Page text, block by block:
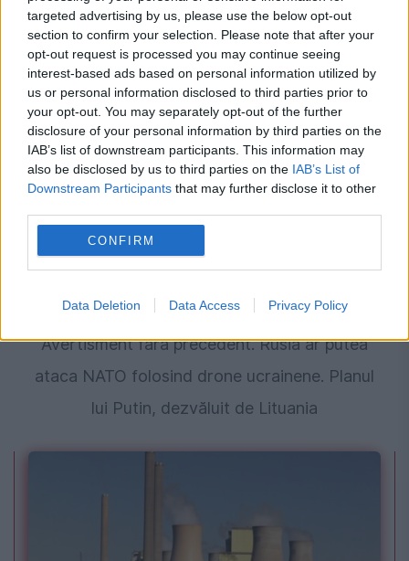
targeted advertising by us, please use the below opt-out
section to confirm your selection. Please note that after your
opt-out request is processed you may continue seeing
interest-based ads based on personal information utilized by
us or personal information disclosed to third parties prior to
your opt-out. You may separately opt-out of the further
disclosure of your personal information by third parties on the
IAB’s list of downstream participants. This information may
also be disclosed by us to third parties on the IAB’s List of
Downstream Participants that may further disclose it to other
CONFIRM
Data Deletion Data Access Privacy Policy
Decizia luată de Maia Sandu după
amenințările din spațiul aerian al Republicii
Moldova: „Pericolul este real”
INTERNATIONAL
Avertisment fără precedent. Rusia ar putea
ataca NATO folosind drone ucrainene. Planul
lui Putin, dezvăluit de Lituania